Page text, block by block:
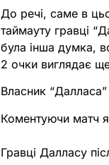
До речі, саме в
таймауту гравці
була інша думка,
2 очки виглядає
Власник
Коментуючи матч я
Гравці Далласу